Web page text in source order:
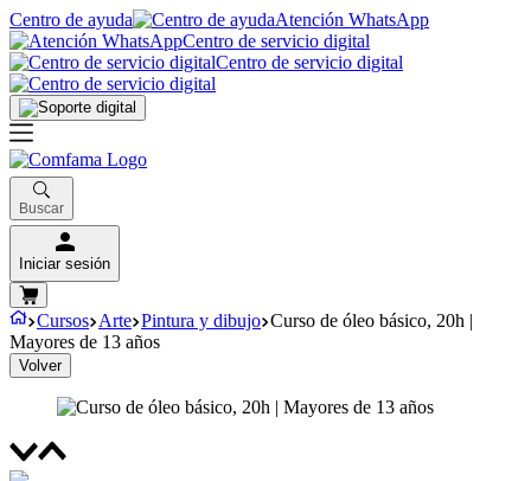
Centro de ayuda
Atención WhatsApp
Centro de servicio digital
Centro de servicio digital
Buscar
Iniciar sesión
Cursos Arte Pintura y dibujo Curso de óleo básico, 20h |
Mayores de 13 años
Volver